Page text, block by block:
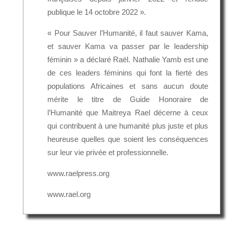
publique le 14 octobre 2022 ».
« Pour Sauver l’Humanité, il faut sauver Kama,
et sauver Kama va passer par le leadership
féminin » a déclaré Raël. Nathalie Yamb est une
de ces leaders féminins qui font la fierté des
populations Africaines et sans aucun doute
mérite le titre de Guide Honoraire de
l’Humanité que Maitreya Rael décerne à ceux
qui contribuent à une humanité plus juste et plus
heureuse quelles que soient les conséquences
sur leur vie privée et professionnelle.
www.raelpress.org
www.rael.org